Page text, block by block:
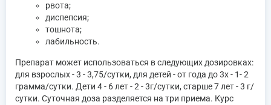
рвота;
диспепсия;
тошнота;
лабильность.
Препарат может использоваться в следующих дозировках:
для взрослых - 3 - 3,75/сутки, для детей - от года до 3х - 1- 2
грамма/сутки. Дети 4 - 6 лет - 2 - 3г/сутки, старше 7 лет - 3 г/
сутки. Суточная доза разделяется на три приема. Курс